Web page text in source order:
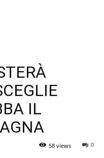
IL
0
58 views